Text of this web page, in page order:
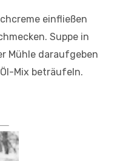
einfließen
Suppe in
Mühle daraufgeben
Mix beträufeln.